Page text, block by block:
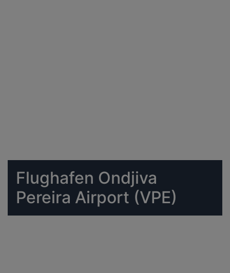
Flughafen Ondjiva
Pereira Airport (VPE)